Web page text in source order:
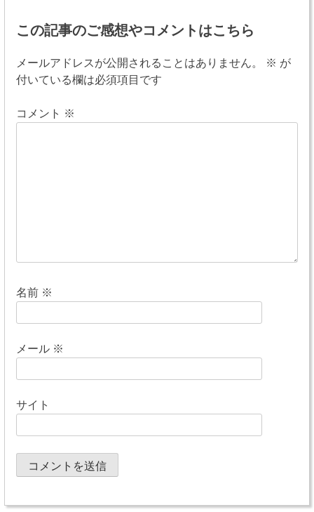
ナ
ビ
ゲ
ー
この記事のご感想やコメントはこちら
メールアドレスが公開されることはありません。 ※ が
付いている欄は必須項目です
コメント ※
名前 ※
メール ※
サイト